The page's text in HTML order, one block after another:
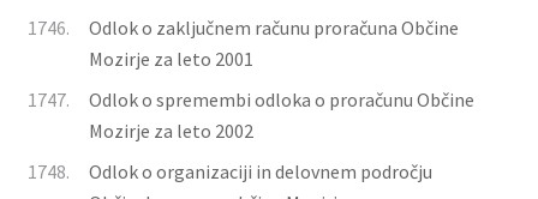
1746.
Odlok o zaključnem računu proračuna Občine
Mozirje za leto 2001
1747.
Odlok o spremembi odloka o proračunu Občine
Mozirje za leto 2002
1748.
Odlok o organizaciji in delovnem področju